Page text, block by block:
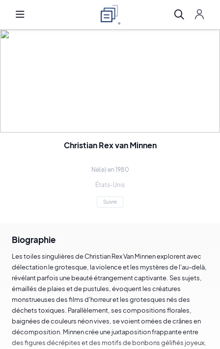
Christian Rex van Minnen
Né(e) en 1980
États-Unis
Suivre
Biographie
Les toiles singulières de Christian Rex Van Minnen explorent avec
délectation le grotesque, la violence et les mystères de l'au-delà,
révélant parfois une beauté étrangement captivante. Ses sujets,
émaillés de plaies et de pustules, évoquent les créatures
monstrueuses des films d'horreur et les grotesques nés des
déchets toxiques. Parallèlement, ses compositions florales,
baignées de couleurs néon vives, se voient ornées de crânes en
décomposition. Minnen crée une juxtaposition frappante entre
des figures décrépites et des motifs de bonbons gélifiés joyeux,